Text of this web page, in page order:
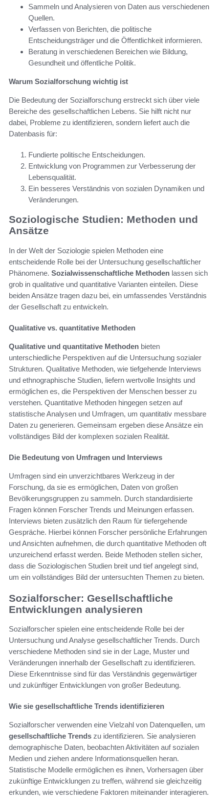
Sammeln und Analysieren von Daten aus verschiedenen
Quellen.
Verfassen von Berichten, die politische
Entscheidungsträger und die Öffentlichkeit informieren.
Beratung in verschiedenen Bereichen wie Bildung,
Gesundheit und öffentliche Politik.
Warum Sozialforschung wichtig ist
Die Bedeutung der Sozialforschung erstreckt sich über viele
Bereiche des gesellschaftlichen Lebens. Sie hilft nicht nur
dabei, Probleme zu identifizieren, sondern liefert auch die
Datenbasis für:
Fundierte politische Entscheidungen.
Entwicklung von Programmen zur Verbesserung der
Lebensqualität.
Ein besseres Verständnis von sozialen Dynamiken und
Veränderungen.
Soziologische Studien: Methoden und
Ansätze
In der Welt der Soziologie spielen Methoden eine
entscheidende Rolle bei der Untersuchung gesellschaftlicher
Phänomene. Sozialwissenschaftliche Methoden lassen sich
grob in qualitative und quantitative Varianten einteilen. Diese
beiden Ansätze tragen dazu bei, ein umfassendes Verständnis
der Gesellschaft zu entwickeln.
Qualitative vs. quantitative Methoden
Qualitative und quantitative Methoden bieten
unterschiedliche Perspektiven auf die Untersuchung sozialer
Strukturen. Qualitative Methoden, wie tiefgehende Interviews
und ethnographische Studien, liefern wertvolle Insights und
ermöglichen es, die Perspektiven der Menschen besser zu
verstehen. Quantitative Methoden hingegen setzen auf
statistische Analysen und Umfragen, um quantitativ messbare
Daten zu generieren. Gemeinsam ergeben diese Ansätze ein
vollständiges Bild der komplexen sozialen Realität.
Die Bedeutung von Umfragen und Interviews
Umfragen sind ein unverzichtbares Werkzeug in der
Forschung, da sie es ermöglichen, Daten von großen
Bevölkerungsgruppen zu sammeln. Durch standardisierte
Fragen können Forscher Trends und Meinungen erfassen.
Interviews bieten zusätzlich den Raum für tiefergehende
Gespräche. Hierbei können Forscher persönliche Erfahrungen
und Ansichten aufnehmen, die durch quantitative Methoden oft
unzureichend erfasst werden. Beide Methoden stellen sicher,
dass die Soziologischen Studien breit und tief angelegt sind,
um ein vollständiges Bild der untersuchten Themen zu bieten.
Sozialforscher: Gesellschaftliche
Entwicklungen analysieren
Sozialforscher spielen eine entscheidende Rolle bei der
Untersuchung und Analyse gesellschaftlicher Trends. Durch
verschiedene Methoden sind sie in der Lage, Muster und
Veränderungen innerhalb der Gesellschaft zu identifizieren.
Diese Erkenntnisse sind für das Verständnis gegenwärtiger
und zukünftiger Entwicklungen von großer Bedeutung.
Wie sie gesellschaftliche Trends identifizieren
Sozialforscher verwenden eine Vielzahl von Datenquellen, um
gesellschaftliche Trends zu identifizieren. Sie analysieren
demographische Daten, beobachten Aktivitäten auf sozialen
Medien und ziehen andere Informationsquellen heran.
Statistische Modelle ermöglichen es ihnen, Vorhersagen über
zukünftige Entwicklungen zu treffen, während sie gleichzeitig
erkunden, wie verschiedene Faktoren miteinander interagieren.